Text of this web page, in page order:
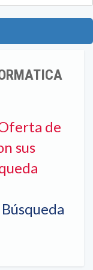
de
sus